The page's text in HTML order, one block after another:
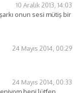
10 Aralık 2013, 14:03
onun sesi mütiş bir
24 Mayıs 2014, 00:29
24 Mayıs 2014, 00:33
beni lütfen